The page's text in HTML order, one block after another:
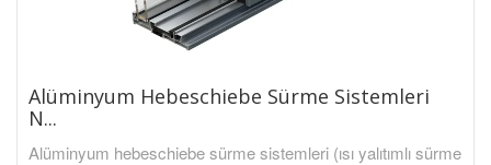
Alüminyum Hebeschiebe Sürme Sistemleri
N...
Alüminyum hebeschiebe sürme sistemleri (ısı yalıtımlı sürme